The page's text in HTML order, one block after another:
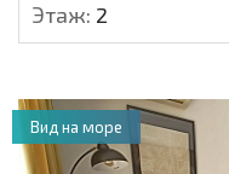
Этаж: 2
Вид на море